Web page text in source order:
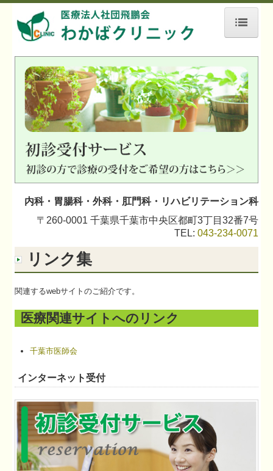
院長紹介
初診の方へ
当院について
検査内容
施設、設備など
よくある質問
English page
交通案内
リンク集
個人情報保護方針
内科・胃腸科・外科・肛門科・リハビリテーション科
〒260-0001 千葉県千葉市中央区都町3丁目32番7号
TEL: 043-234-0071
インターネット受付
リンク集
関連するwebサイトのご紹介です。
医療関連サイトへのリンク
千葉市医師会